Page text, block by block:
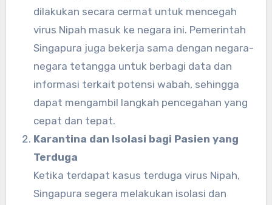
dilakukan secara cermat untuk mencegah
virus Nipah masuk ke negara ini. Pemerintah
Singapura juga bekerja sama dengan negara-
negara tetangga untuk berbagi data dan
informasi terkait potensi wabah, sehingga
dapat mengambil langkah pencegahan yang
cepat dan tepat.
Karantina dan Isolasi bagi Pasien yang
Terduga
Ketika terdapat kasus terduga virus Nipah,
Singapura segera melakukan isolasi dan